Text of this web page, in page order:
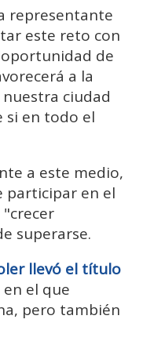
representante
este reto con
de
a la
ciudad
si en todo el
a este medio,
participar en el
superarse.
llevó el título
el que
pero también